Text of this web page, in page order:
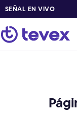
SEÑAL EN VIVO